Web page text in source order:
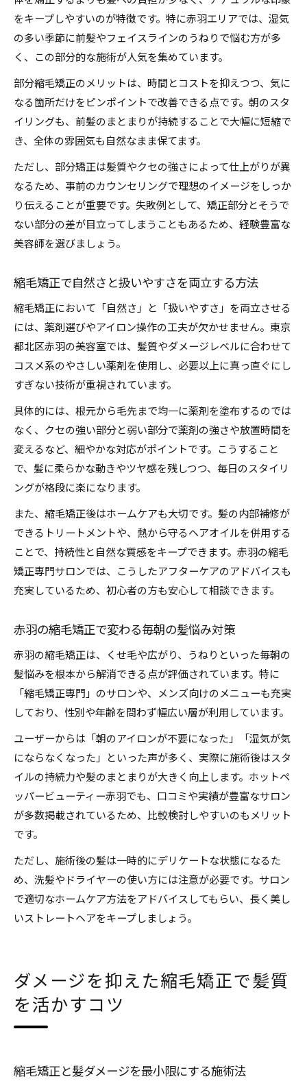
をキープしやすいのが特徴です。特に赤羽エリアでは、湿気
の多い季節に前髪やフェイスラインのうねりで悩む方が多
く、この部分的な施術が人気を集めています。
部分縮毛矯正のメリットは、時間とコストを抑えつつ、気に
なる箇所だけをピンポイントで改善できる点です。朝のスタ
イリングも、前髪のまとまりが持続することで大幅に短縮で
き、全体の雰囲気も自然なまま保てます。
ただし、部分矯正は髪質やクセの強さによって仕上がりが異
なるため、事前のカウンセリングで理想のイメージをしっか
り伝えることが重要です。失敗例として、矯正部分とそうで
ない部分の差が目立ってしまうこともあるため、経験豊富な
美容師を選びましょう。
縮毛矯正で自然さと扱いやすさを両立する方法
縮毛矯正において「自然さ」と「扱いやすさ」を両立させる
には、薬剤選びやアイロン操作の工夫が欠かせません。東京
都北区赤羽の美容室では、髪質やダメージレベルに合わせて
コスメ系のやさしい薬剤を使用し、必要以上に真っ直ぐにし
すぎない技術が重視されています。
具体的には、根元から毛先まで均一に薬剤を塗布するのでは
なく、クセの強い部分と弱い部分で薬剤の強さや放置時間を
変えるなど、細やかな対応がポイントです。こうすること
で、髪に柔らかな動きやツヤ感を残しつつ、毎日のスタイリ
ングが格段に楽になります。
また、縮毛矯正後はホームケアも大切です。髪の内部補修が
できるトリートメントや、熱から守るヘアオイルを併用する
ことで、持続性と自然な質感をキープできます。赤羽の縮毛
矯正専門サロンでは、こうしたアフターケアのアドバイスも
充実しているため、初心者の方も安心して相談できます。
赤羽の縮毛矯正で変わる毎朝の髪悩み対策
赤羽の縮毛矯正は、くせ毛や広がり、うねりといった毎朝の
髪悩みを根本から解消できる点が評価されています。特に
「縮毛矯正専門」のサロンや、メンズ向けのメニューも充実
しており、性別や年齢を問わず幅広い層が利用しています。
ユーザーからは「朝のアイロンが不要になった」「湿気が気
にならなくなった」といった声が多く、実際に施術後はスタ
イルの持続力や髪のまとまりが大きく向上します。ホットペ
ッパービューティー赤羽でも、口コミや実績が豊富なサロン
が多数掲載されているため、比較検討しやすいのもメリット
です。
ただし、施術後の髪は一時的にデリケートな状態になるた
め、洗髪やドライヤーの使い方には注意が必要です。サロン
で適切なホームケア方法をアドバイスしてもらい、長く美し
いストレートヘアをキープしましょう。
ダメージを抑えた縮毛矯正で髪質
を活かすコツ
縮毛矯正と髪ダメージを最小限にする施術法